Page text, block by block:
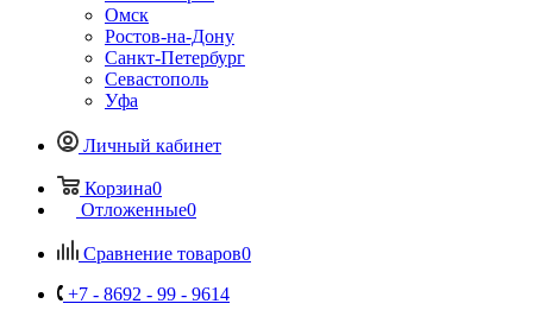
Омск
Ростов-на-Дону
Санкт-Петербург
Севастополь
Уфа
Личный кабинет
Корзина0
Отложенные0
Сравнение товаров0
+7 - 8692 - 99 - 9614